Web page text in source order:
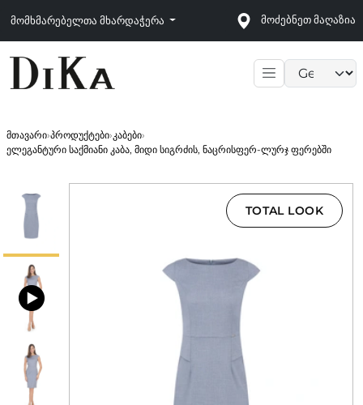
მომხმარებელთა მხარდაჭერა მოძებნეთ მაღაზია
მთავარი›პროდუქტები›კაბები›
ელეგანტური საქმიანი კაბა, მიდი სიგრძის, ნაცრისფერ-ლურჯ ფერებში
TOTAL LOOK